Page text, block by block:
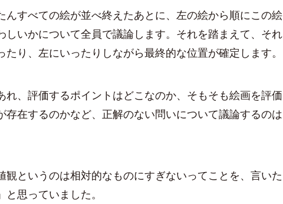
んすべての絵が並べ終えたあとに、左の絵から順にこの絵
しいかについて全員で議論します。それを踏まえて、それ
たり、左にいったりしながら最終的な位置が確定します。
れ、評価するポイントはどこなのか、そもそも絵画を評価
存在するのかなど、正解のない問いについて議論するのは
観というのは相対的なものにすぎないってことを、言いた
思っていました。